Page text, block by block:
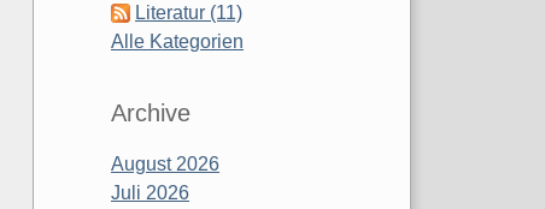
Literatur (11)
Alle Kategorien
Archive
August 2026
Juli 2026